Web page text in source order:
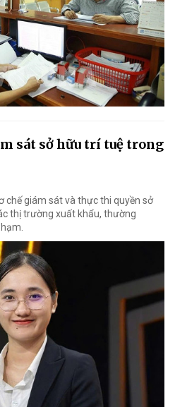
sát sở hữu trí tuệ trong
chế giám sát và thực thi quyền sở
thị trường xuất khẩu, thường